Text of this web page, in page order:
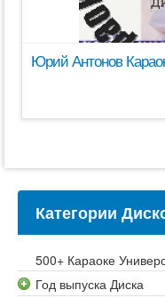
Юрий Антонов
Категории
500+ Караоке
Год выпуска Диска